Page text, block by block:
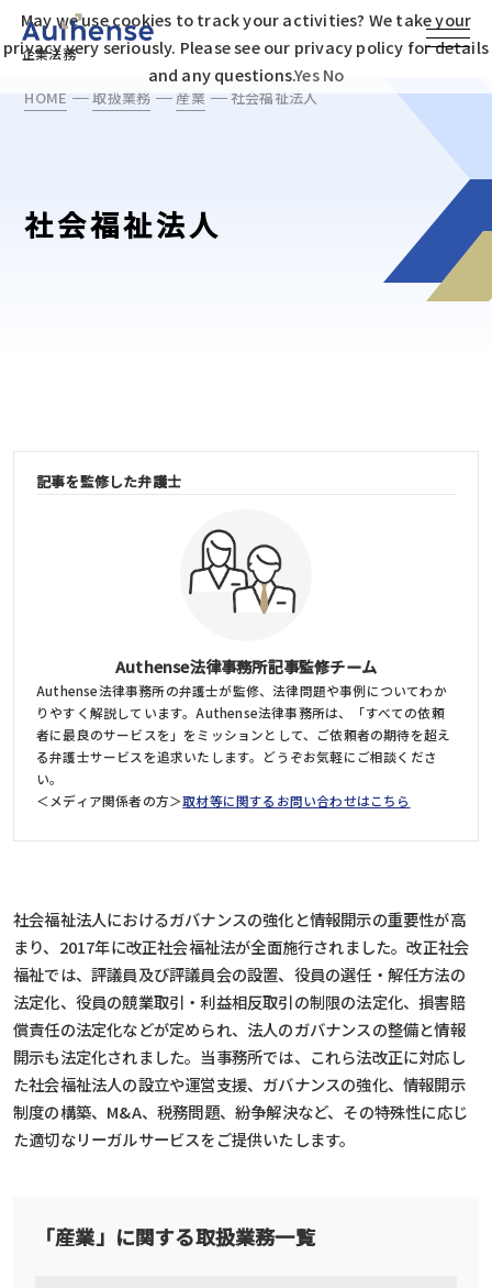
企業法務
HOME 取扱業務 産業 社会福祉法人
社会福祉法人
記事を監修した弁護士
Authense法律事務所記事監修チーム
Authense法律事務所の弁護士が監修、法律問題や事例についてわか
りやすく解説しています。Authense法律事務所は、「すべての依頼
者に最良のサービスを」をミッションとして、ご依頼者の期待を超え
る弁護士サービスを追求いたします。どうぞお気軽にご相談くださ
い。
＜メディア関係者の方＞取材等に関するお問い合わせはこちら
社会福祉法人におけるガバナンスの強化と情報開示の重要性が高
まり、2017年に改正社会福祉法が全面施行されました。改正社会
福祉では、評議員及び評議員会の設置、役員の選任・解任方法の
法定化、役員の競業取引・利益相反取引の制限の法定化、損害賠
償責任の法定化などが定められ、法人のガバナンスの整備と情報
開示も法定化されました。当事務所では、これら法改正に対応し
た社会福祉法人の設立や運営支援、ガバナンスの強化、情報開示
制度の構築、M&A、税務問題、紛争解決など、その特殊性に応じ
た適切なリーガルサービスをご提供いたします。
「産業」に関する取扱業務一覧
May we use cookies to track your activities? We take your
privacy very seriously. Please see our privacy policy for details
and any questions.Yes No